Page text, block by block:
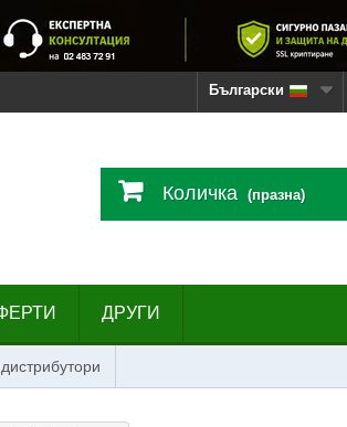
Български
Количка (празна)
ДРУГИ